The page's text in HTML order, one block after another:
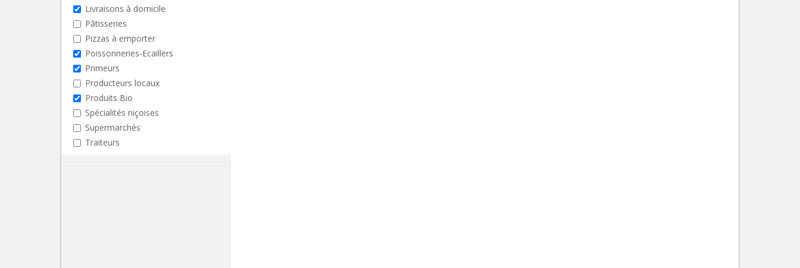
Livraisons à domicile
Pâtisseries
Pizzas à emporter
Poissonneries-Ecaillers
Primeurs
Producteurs locaux
Produits Bio
Spécialités niçoises
Supermarchés
Traiteurs